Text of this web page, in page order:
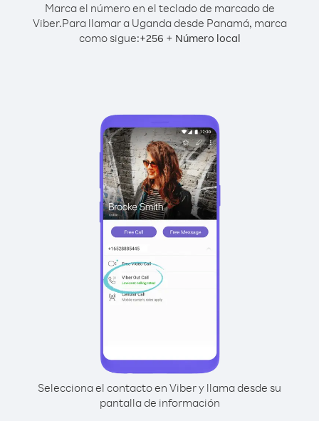
Marca el número en el teclado de marcado de
Viber.Para llamar a Uganda desde Panamá, marca
como sigue:+256 + Número local
Selecciona el contacto en Viber y llama desde su
pantalla de información